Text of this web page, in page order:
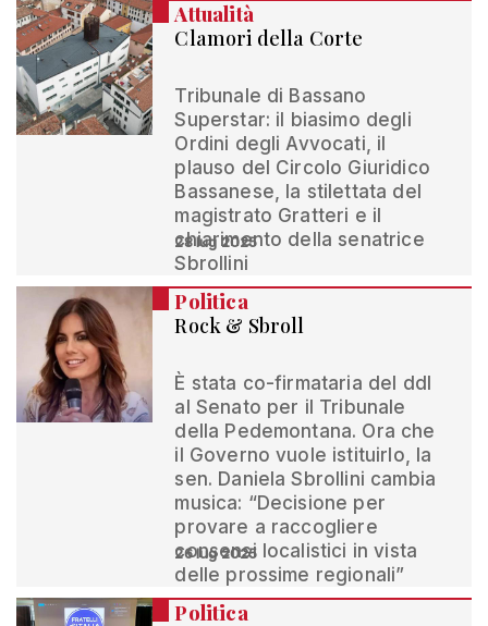
Attualità
Clamori della Corte
Tribunale di Bassano
Superstar: il biasimo degli
Ordini degli Avvocati, il
plauso del Circolo Giuridico
Bassanese, la stilettata del
magistrato Gratteri e il
chiarimento della senatrice
Sbrollini
28 lug 2025
Politica
Rock & Sbroll
È stata co-firmataria del ddl
al Senato per il Tribunale
della Pedemontana. Ora che
il Governo vuole istituirlo, la
sen. Daniela Sbrollini cambia
musica: “Decisione per
provare a raccogliere
consensi localistici in vista
delle prossime regionali”
26 lug 2025
Politica